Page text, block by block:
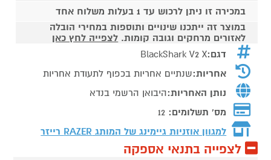
במכירה זו ניתן לרכוש עד 1 בעלות משלוח אחד
במוצר זה ייתכנו שינויים ותוספות במחירי הובלה
לאזורים מרחקים וגובה קומות. לצפייה לחץ כאן
דגם:BlackShark V2 X
אחריות:שנתיים אחריות בכפוף לתעודת אחריות
נותן האחריות:היבואן הרשמי בנדא
מס' תשלומים: 12
למגוון אוזניות גיימינג של המותג RAZER רייזר
לצפייה בתנאי אספקה